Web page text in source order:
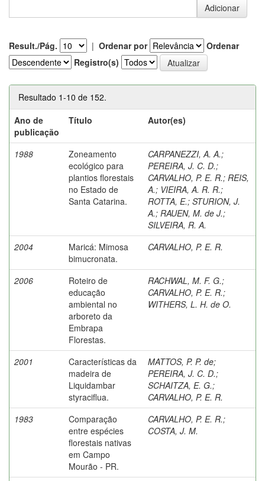
Result./Pág. | Ordenar por
Ordenar
Registro(s)
Resultado 1-10 de 152.
Ano de
publicação
Título Autor(es)
1988
Zoneamento
ecológico para
plantios florestais
no Estado de
Santa Catarina.
CARPANEZZI, A. A.;
PEREIRA, J. C. D.;
CARVALHO, P. E. R.; REIS,
A.; VIEIRA, A. R. R.;
ROTTA, E.; STURION, J.
A.; RAUEN, M. de J.;
SILVEIRA, R. A.
2004
Maricá: Mimosa
bimucronata.
CARVALHO, P. E. R.
2006
Roteiro de
educação
ambiental no
arboreto da
Embrapa
Florestas.
RACHWAL, M. F. G.;
CARVALHO, P. E. R.;
WITHERS, L. H. de O.
2001
Características da
madeira de
Liquidambar
styraciflua.
MATTOS, P. P. de;
PEREIRA, J. C. D.;
SCHAITZA, E. G.;
CARVALHO, P. E. R.
1983
Comparação
entre espécies
florestais nativas
em Campo
Mourão - PR.
CARVALHO, P. E. R.;
COSTA, J. M.